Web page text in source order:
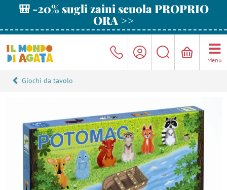
🎒 -20% sugli zaini scuola PROPRIO
ORA >>
Menu
Giochi da tavolo